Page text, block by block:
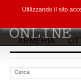
ARMERIA
Utilizzando il sito